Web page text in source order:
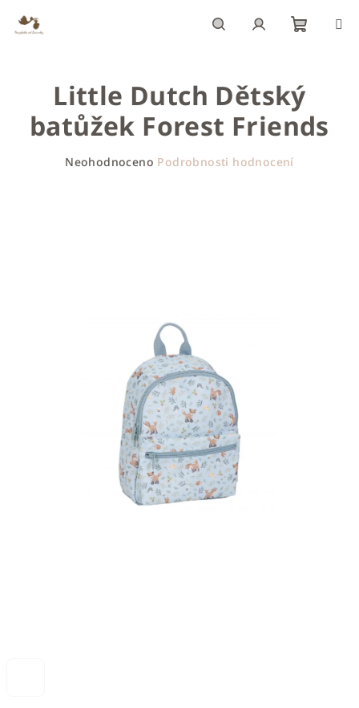
obsah
košík
Little Dutch Dětský
batůžek Forest Friends
Neohodnoceno Podrobnosti hodnocení